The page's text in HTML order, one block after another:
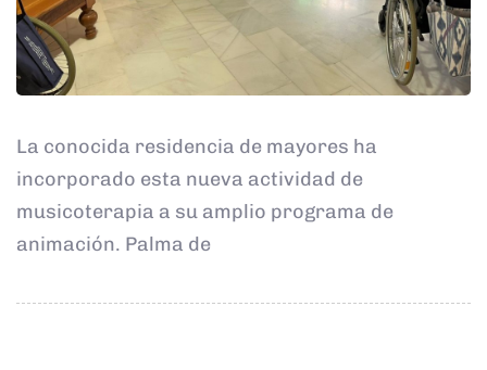
La conocida residencia de mayores ha
incorporado esta nueva actividad de
musicoterapia a su amplio programa de
animación. Palma de